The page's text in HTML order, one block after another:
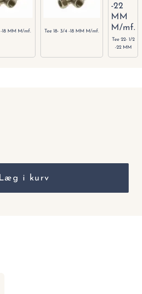
nummer.
-18 MM M/mf.
Tee 18- 3/4 -18 MM M/mf.
Tee 22- 1/2
-22 MM
i kurv